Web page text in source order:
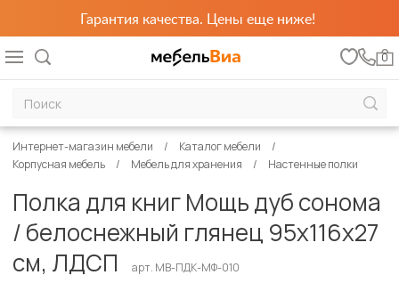
Гарантия качества. Цены еще ниже!
0
Интернет-магазин мебели
Каталог мебели
Корпусная мебель
Мебель для хранения Настенные полки
Полка для книг Мощь дуб сонома
/ белоснежный глянец 95х116х27
см, ЛДСП
арт. MB-ПДК-МФ-010